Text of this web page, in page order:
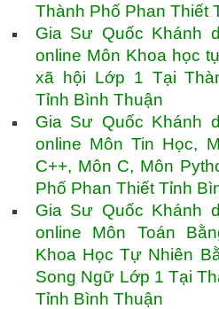
Thành Phố Phan Thiết
Gia Sư Quốc Khánh
online Môn Khoa học
xã hội Lớp 1 Tại
Tỉnh Bình Thuận
Gia Sư Quốc Khánh
online Môn Tin Học,
C++, Môn C, Môn
Phố Phan Thiết Tỉnh
Gia Sư Quốc Khánh
online Môn Toán
Khoa Học Tự Nhiên
Song Ngữ Lớp 1 Tại
Tỉnh Bình Thuận